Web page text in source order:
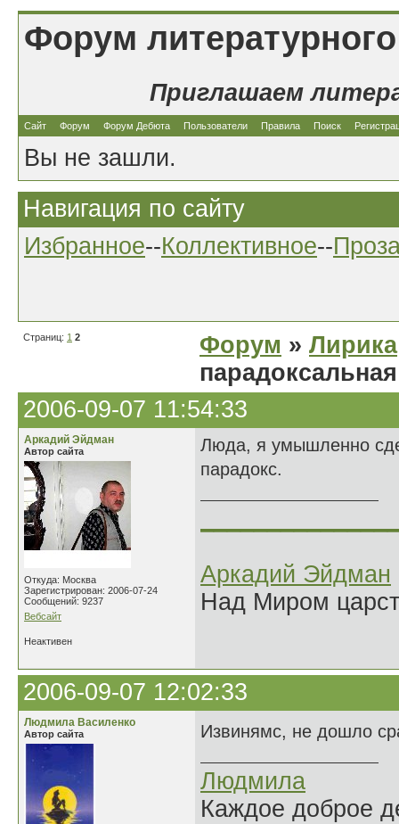
Форум
Приглашаем
Сайт Форум Форум Дебюта Пользователи Правила Поиск
Вы не зашли.
Навигация по сайту
Избранное--Коллективное--
Страниц: 1 2 Форум » Лирика
2006-09-07 11:54:33
Аркадий Эйдман
Автор сайта
Откуда: Москва
Зарегистрирован: 2006-07-24
Сообщений: 9237
Вебсайт
Люда, я умышленно
парадокс.
Аркадий Эйдман
Над Миром
Неактивен
2006-09-07 12:02:33
Людмила Василенко
Автор сайта Извинямс, не дошло
Людмила
Каждое доброе